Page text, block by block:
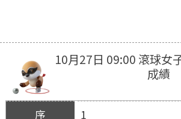
10月27日 09:00 滾球女
成績
1